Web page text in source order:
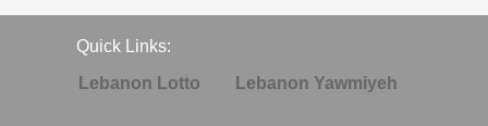
Quick Links:
Lebanon Lotto
Lebanon Yawmiyeh